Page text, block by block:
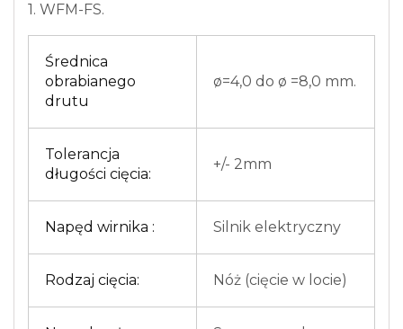
1. WFM-FS.
Średnica
obrabianego
drutu
ø=4,0 do ø =8,0 mm.
Tolerancja
długości cięcia:
+/- 2mm
Napęd wirnika : Silnik elektryczny
Rodzaj cięcia: Nóż (cięcie w locie)